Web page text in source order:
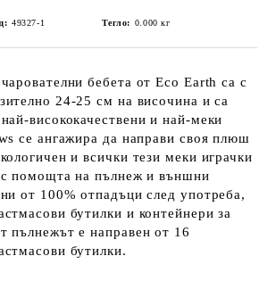
49327-1 Тегло: 0.000 кг
бебета от Eco Earth са с
24-25 см на височина и са
висококачествени и най-меки
се ангажира да направи своя плюш
и всички тези меки играчки
с помощта на пълнеж и външни
от 100% отпадъци след употреба,
бутилки и контейнери за
пълнежът е направен от 16
бутилки.